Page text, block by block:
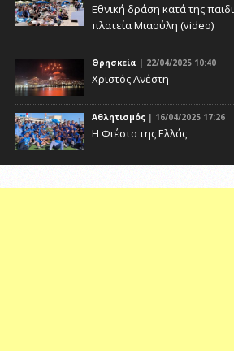
Eθνική δράση κατά της
πλατεία Μιαούλη (video)
Θρησκεία | 22/04/2025 10:40
Χριστός Ανέστη
Αθλητισμός | 16/04/2025 17:26
Η Φιέστα της Ελλάς